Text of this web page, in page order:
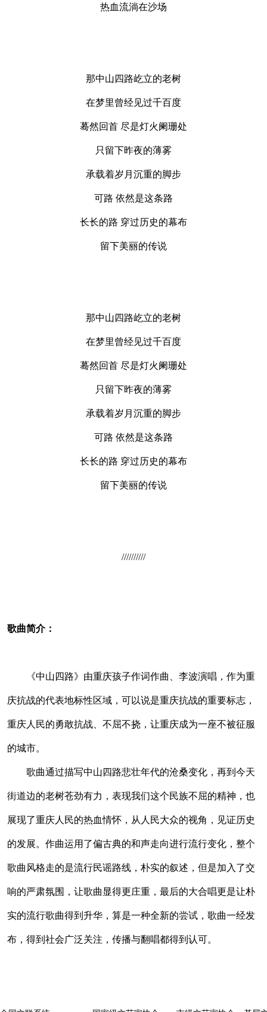
热血流淌在沙场
那中山四路屹立的老树
在梦里曾经见过千百度
蓦然回首 尽是灯火阑珊处
只留下昨夜的薄雾
承载着岁月沉重的脚步
可路 依然是这条路
长长的路 穿过历史的幕布
留下美丽的传说
那中山四路屹立的老树
在梦里曾经见过千百度
蓦然回首 尽是灯火阑珊处
只留下昨夜的薄雾
承载着岁月沉重的脚步
可路 依然是这条路
长长的路 穿过历史的幕布
留下美丽的传说
//////////
歌曲简介：
《中山四路》由重庆孩子作词作曲、李波演唱，作为重
庆抗战的代表地标性区域，可以说是重庆抗战的重要标志，
重庆人民的勇敢抗战、不屈不挠，让重庆成为一座不被征服
的城市。
歌曲通过描写中山四路悲壮年代的沧桑变化，再到今天
街道边的老树苍劲有力，表现我们这个民族不屈的精神，也
展现了重庆人民的热血情怀，从人民大众的视角，见证历史
的发展。作曲运用了偏古典的和声走向进行流行变化，整个
歌曲风格走的是流行民谣路线，朴实的叙述，但是加入了交
响的严肃氛围，让歌曲显得更庄重，最后的大合唱更是让朴
实的流行歌曲得到升华，算是一种全新的尝试，歌曲一经发
布，得到社会广泛关注，传播与翻唱都得到认可。